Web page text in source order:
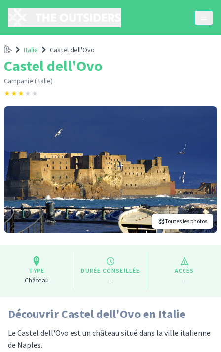
Accueil
Italie Castel dell'Ovo
Castel dell'Ovo
Campanie (Italie)
★★★ ★ ★
Toutes les photos
TYPE
Château
DURÉE CONSEILLÉE
-
ACCÈS
-
Découvrir Castel dell'Ovo en Italie
Le Castel dell'Ovo est un château situé dans la ville italienne
de Naples.